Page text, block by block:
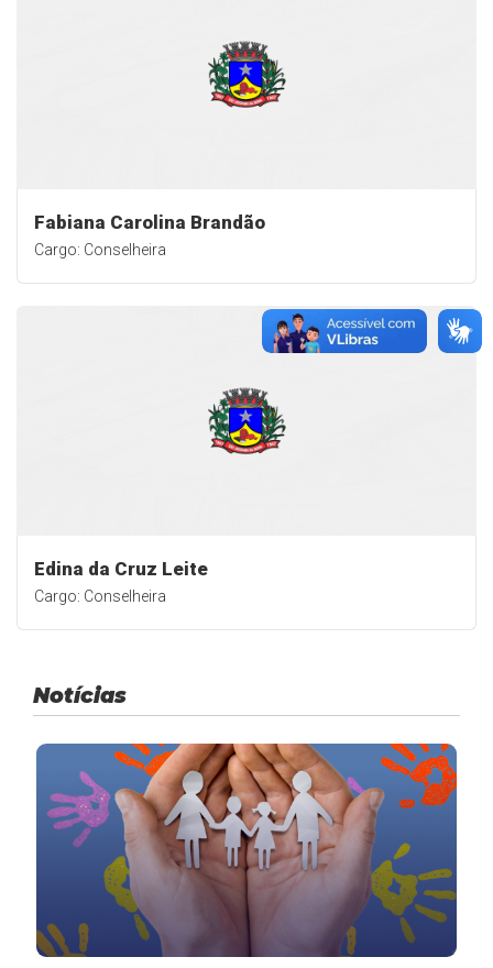
Fabiana Carolina Brandão
Cargo: Conselheira
Edina da Cruz Leite
Cargo: Conselheira
Notícias